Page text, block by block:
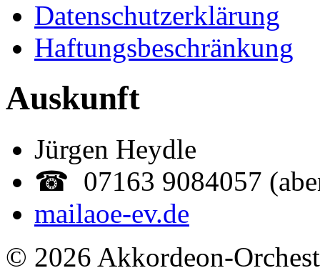
Datenschutzerklärung
Haftungsbeschränkung
Auskunft
Jürgen Heydle
☎ 07163 9084057
mailaoe-ev.de
© 2026 Akkordeon-